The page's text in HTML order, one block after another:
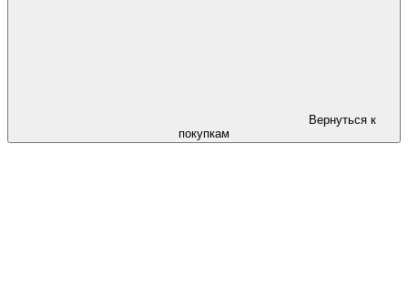
Вернуться к
покупкам